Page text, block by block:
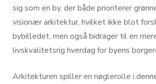
sig som en by, der både prioriterer
visionær arkitektur, hvilket ikke blot
bybilledet, men også bidrager til en
livskvalitetsrig hverdag for byens
Arkitekturen spiller en nøglerolle i